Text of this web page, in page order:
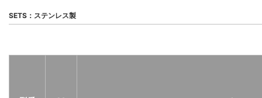
SETS：ステンレス製